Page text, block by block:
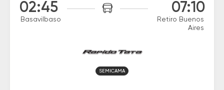
02:45
Basavilbaso
07:10
Retiro Buenos
Aires
SEMICAMA